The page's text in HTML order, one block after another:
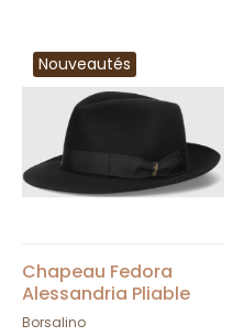
Nouveautés
Chapeau Fedora
Alessandria Pliable
Noir - Borsalino
Borsalino